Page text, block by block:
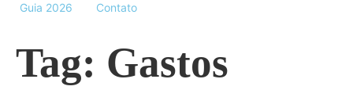
Guia 2026 Contato
Tag: Gastos